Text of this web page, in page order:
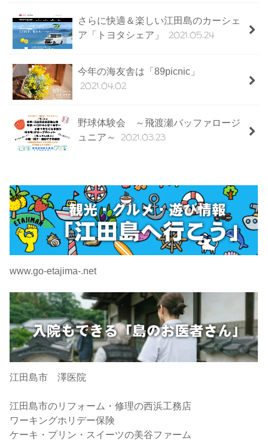
さらに快適＆楽しい江田島のカーシェ
ア「トヨタシェア」
2021.05.24
今年の海友舎は「89picnic」
2021.04.02
野球体験会 ～飛渡瀬バッファロージ
ュニア～
2021.03.23
www.go-etajima-.net
江田島市 澤医院
江田島市のリフォーム・修理の西浜工務店
ワーキングホリデー保険
ケーキ・プリン・スイーツの美谷ファーム